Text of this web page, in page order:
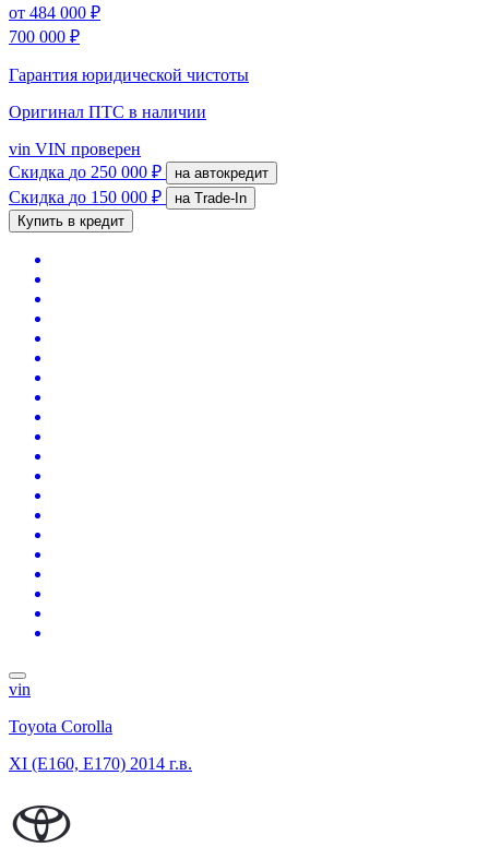
от 484 000 ₽
700 000 ₽
Гарантия юридической чистоты
Оригинал ПТС в наличии
vin VIN проверен
Скидка до 250 000 ₽ на автокредит
Скидка до 150 000 ₽
на Trade-In
Купить в кредит
vin
Toyota Corolla
XI (E160, E170) 2014 г.в.